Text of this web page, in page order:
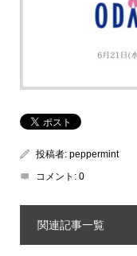
投稿者: peppermint
コメント: 0
関連記事一覧